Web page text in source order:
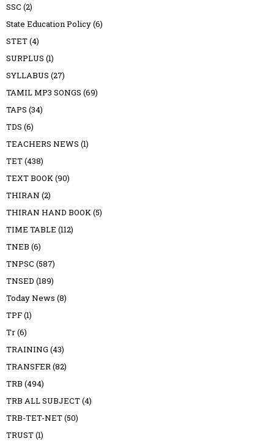
SSC (2)
State Education Policy(6)
STET(4)
SURPLUS (1)
SYLLABUS (27)
TAMIL MP3 SONGS (69)
TAPS (34)
TDS (6)
TEACHERS NEWS (1)
TET(438)
TEXT BOOK(90)
THIRAN (2)
THIRAN HAND BOOK(5)
TIME TABLE (112)
TNEB (6)
TNPSC (587)
TNSED (189)
Today News (8)
TPF(1)
Tr(6)
TRAINING (43)
TRANSFER(82)
TRB (494)
TRB ALL SUBJECT(4)
TRB-TET-NET(50)
TRUST(1)